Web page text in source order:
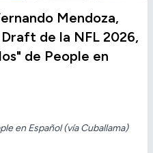
Mendoza,
de la NFL 2026,
de People en
en Español (vía Cuballama)